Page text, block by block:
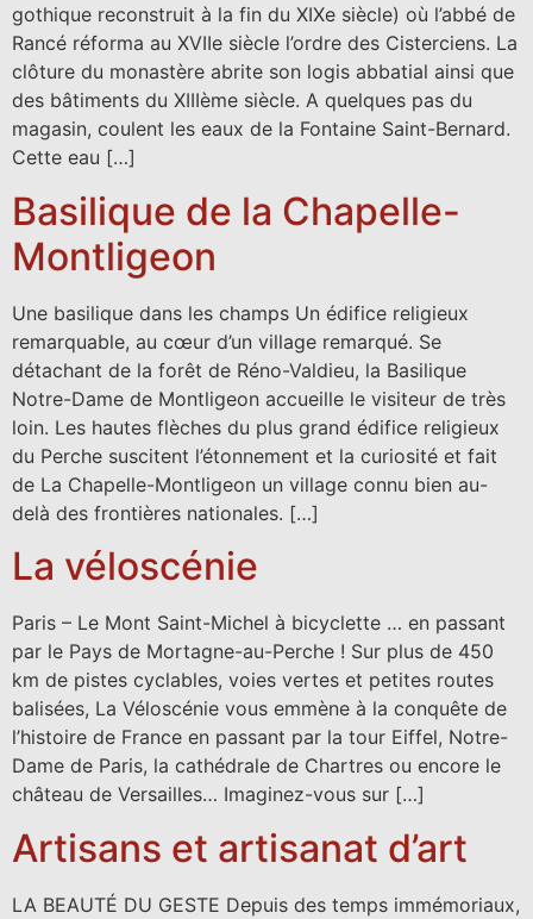
gothique reconstruit à la fin du XIXe siècle) où l’abbé de
Rancé réforma au XVIIe siècle l’ordre des Cisterciens. La
clôture du monastère abrite son logis abbatial ainsi que
des bâtiments du XIIIème siècle. A quelques pas du
magasin, coulent les eaux de la Fontaine Saint-Bernard.
Cette eau […]
Basilique de la Chapelle-
Montligeon
Une basilique dans les champs Un édifice religieux
remarquable, au cœur d’un village remarqué. Se
détachant de la forêt de Réno-Valdieu, la Basilique
Notre-Dame de Montligeon accueille le visiteur de très
loin. Les hautes flèches du plus grand édifice religieux
du Perche suscitent l’étonnement et la curiosité et fait
de La Chapelle-Montligeon un village connu bien au-
delà des frontières nationales. […]
La véloscénie
Paris – Le Mont Saint-Michel à bicyclette … en passant
par le Pays de Mortagne-au-Perche ! Sur plus de 450
km de pistes cyclables, voies vertes et petites routes
balisées, La Véloscénie vous emmène à la conquête de
l’histoire de France en passant par la tour Eiffel, Notre-
Dame de Paris, la cathédrale de Chartres ou encore le
château de Versailles… Imaginez-vous sur […]
Artisans et artisanat d’art
LA BEAUTÉ DU GESTE Depuis des temps immémoriaux,